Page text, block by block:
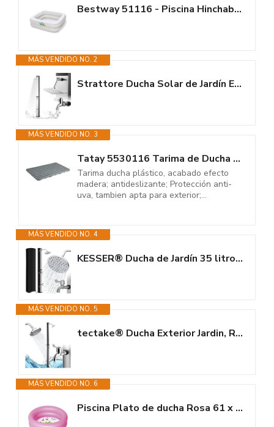
Bestway 51116 - Piscina Hinchable Infantil Bañera Bebé 86x86x25 cm,...
MÁS VENDIDO NO. 2
Strattore Ducha Solar de Jardín Exterior 40 litros hasta 60° C y Grifo -...
MÁS VENDIDO NO. 3
Tatay 5530116 Tarima de Ducha Rectangular de plástico Resistente, Acabado...
Tarima ducha plástico, acabado efecto
madera; antideslizante; Protección anti-
uva, tambien apta para exterior;...
MÁS VENDIDO NO. 4
KESSER® Ducha de Jardín 35 litros | Ducha Solar con Agua Caliente Máximo...
MÁS VENDIDO NO. 5
tectake® Ducha Exterior Jardin, Resistente a la Intemperie, Temperaturas...
MÁS VENDIDO NO. 6
Piscina Plato de ducha Rosa 61 x 15 cm BESTWAY